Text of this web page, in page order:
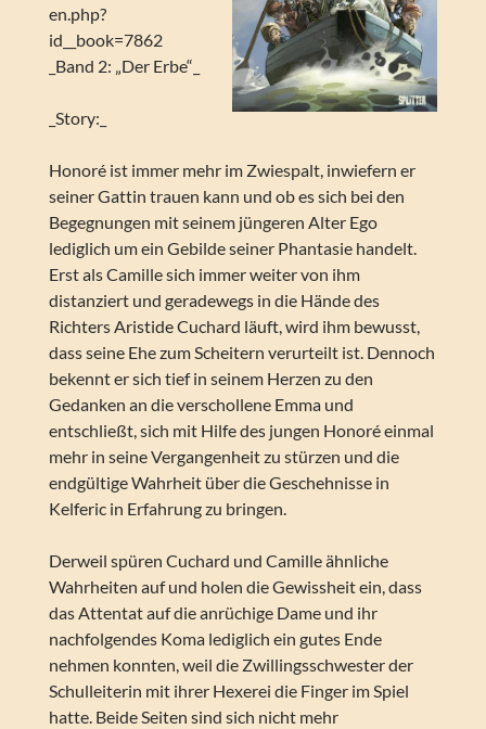
en.php?
id__book=7862
_Band 2: „Der Erbe“_
_Story:_
Honoré ist immer mehr im Zwiespalt, inwiefern er
seiner Gattin trauen kann und ob es sich bei den
Begegnungen mit seinem jüngeren Alter Ego
lediglich um ein Gebilde seiner Phantasie handelt.
Erst als Camille sich immer weiter von ihm
distanziert und geradewegs in die Hände des
Richters Aristide Cuchard läuft, wird ihm bewusst,
dass seine Ehe zum Scheitern verurteilt ist. Dennoch
bekennt er sich tief in seinem Herzen zu den
Gedanken an die verschollene Emma und
entschließt, sich mit Hilfe des jungen Honoré einmal
mehr in seine Vergangenheit zu stürzen und die
endgültige Wahrheit über die Geschehnisse in
Kelferic in Erfahrung zu bringen.
Derweil spüren Cuchard und Camille ähnliche
Wahrheiten auf und holen die Gewissheit ein, dass
das Attentat auf die anrüchige Dame und ihr
nachfolgendes Koma lediglich ein gutes Ende
nehmen konnten, weil die Zwillingsschwester der
Schulleiterin mit ihrer Hexerei die Finger im Spiel
hatte. Beide Seiten sind sich nicht mehr